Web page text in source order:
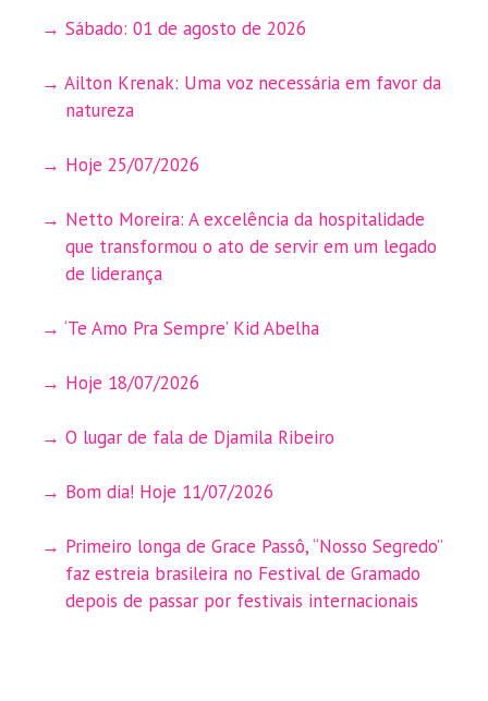
Sábado: 01 de agosto de 2026
Ailton Krenak: Uma voz necessária em favor da
natureza
Hoje 25/07/2026
Netto Moreira: A excelência da hospitalidade
que transformou o ato de servir em um legado
de liderança
‘Te Amo Pra Sempre’ Kid Abelha
Hoje 18/07/2026
O lugar de fala de Djamila Ribeiro
Bom dia! Hoje 11/07/2026
Primeiro longa de Grace Passô, “Nosso Segredo”
faz estreia brasileira no Festival de Gramado
depois de passar por festivais internacionais